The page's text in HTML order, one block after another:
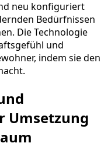
neu konfiguriert
Bedürfnissen
Die Technologie
und
indem sie den
Umsetzung